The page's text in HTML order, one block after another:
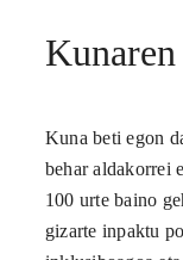
Kunaren
Kuna beti egon
behar aldakorrei
100 urte baino
gizarte inpaktu